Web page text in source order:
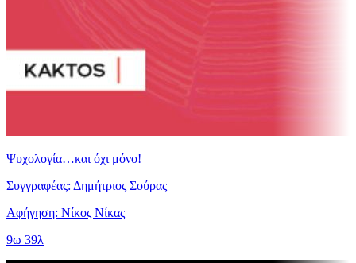
Ψυχολογία…και όχι μόνο!
Συγγραφέας: Δημήτριος Σούρας
Αφήγηση: Νίκος Νίκας
9ω 39λ